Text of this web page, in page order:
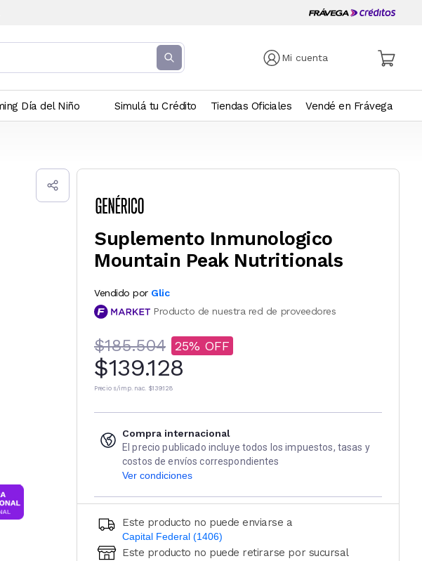
Mi cuenta
Día del Niño Simulá tu Crédito Tiendas Oficiales Vendé en Frávega
Suplemento Inmunologico
Mountain Peak Nutritionals
Vendido por Glic
Producto de nuestra red de proveedores
$185.504 25
$139.128
Precio s/imp. nac. $139.128
Compra internacional
El precio publicado incluye todos los impuestos, tasas y
costos de envíos correspondientes
Ver condiciones
Este producto no puede enviarse a
Capital Federal (1406)
Ingresá código postal (sólo números)
Este producto no puede retirarse por sucursal